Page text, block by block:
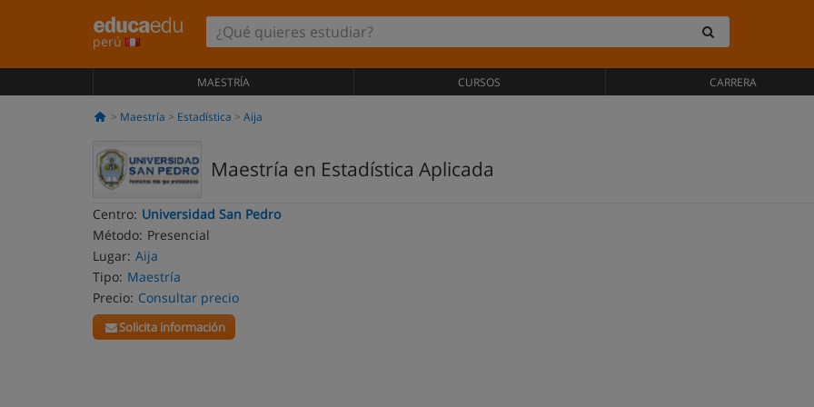
perú
MAESTRÍA CURSOS CARRERA
Maestría Estadística Aija
Maestría en Estadística Aplicada
Centro: Universidad San Pedro
Método: Presencial
Lugar: Aija
Tipo: Maestría
Precio: Consultar precio
Solicita información